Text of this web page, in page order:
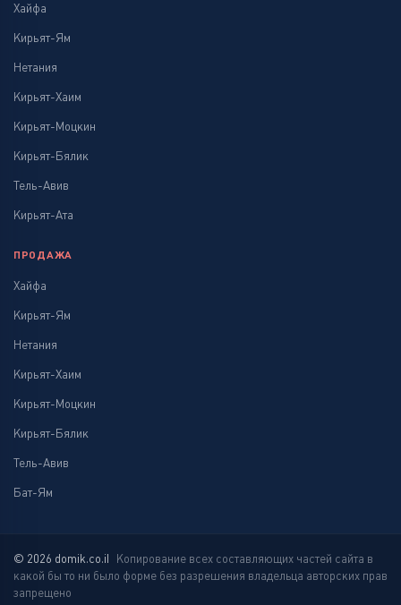
Хайфа
Кирьят-Ям
Нетания
Кирьят-Хаим
Кирьят-Моцкин
Кирьят-Бялик
Тель-Авив
Кирьят-Ата
ПРОДАЖА
Хайфа
Кирьят-Ям
Нетания
Кирьят-Хаим
Кирьят-Моцкин
Кирьят-Бялик
Тель-Авив
Бат-Ям
© 2026 domik.co.il
Копирование всех составляющих частей сайта в
какой бы то ни было форме без разрешения владельца авторских прав
запрещено